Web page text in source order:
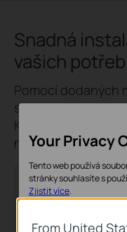
Snadná
vašich potřeb
Pomocí dodaných
snadno připevníte
Kompaktní
například do
From United
Your Privacy
Tento web používá
stránky souhlasíte s
Zjistit více.
Základní cookies